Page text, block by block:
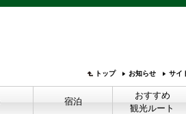
トップ お知らせ サイ
宿泊
おすすめ
観光ルート